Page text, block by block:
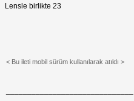
Lensle birlikte 23
< Bu ileti mobil sürüm kullanılarak atıldı >